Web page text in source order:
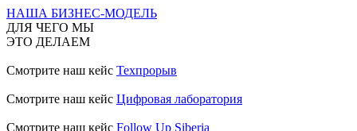
НАША БИЗНЕС-МОДЕЛЬ
ДЛЯ ЧЕГО МЫ
ЭТО ДЕЛАЕМ
Смотрите наш кейс Техпрорыв
Смотрите наш кейс Цифровая лаборатория
Смотрите наш кейс Follow Up Siberia